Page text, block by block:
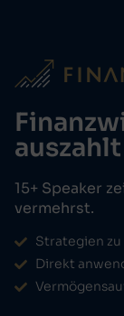
auszahlt
15+ Speaker
vermehrst.
Strategien zu
Direkt